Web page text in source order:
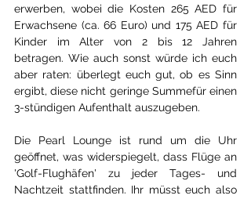
erwerben, wobei die Kosten 265 AED für
Erwachsene (ca. 66 Euro) und 175 AED für
Kinder im Alter von 2 bis 12 Jahren
betragen. Wie auch sonst würde ich euch
aber raten: überlegt euch gut, ob es Sinn
ergibt, diese nicht geringe Summefür einen
3-stündigen Aufenthalt auszugeben.
Die Pearl Lounge ist rund um die Uhr
geöffnet, was widerspiegelt, dass Flüge an
'Golf-Flughäfen' zu jeder Tages- und
Nachtzeit stattfinden. Ihr müsst euch also